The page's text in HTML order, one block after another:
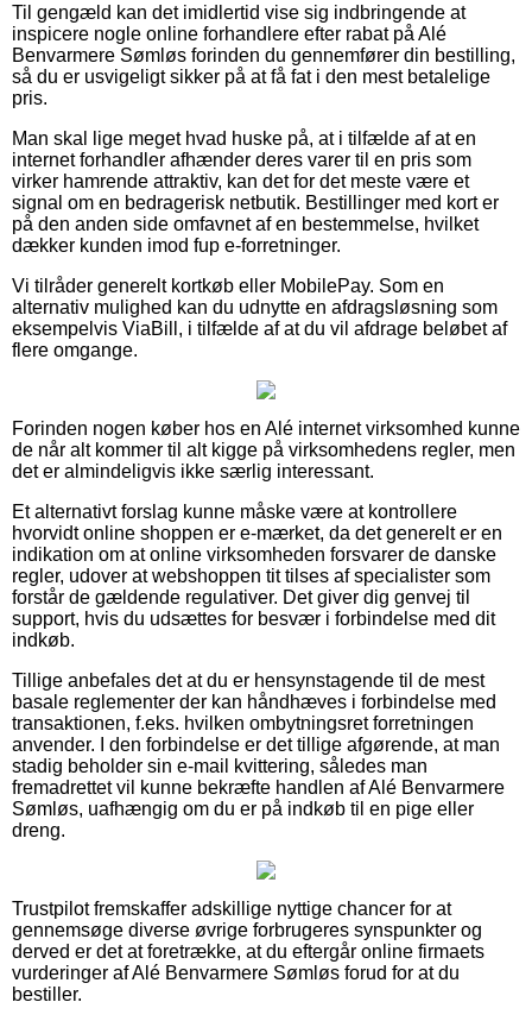
Til gengæld kan det imidlertid vise sig indbringende at
inspicere nogle online forhandlere efter rabat på Alé
Benvarmere Sømløs forinden du gennemfører din bestilling,
så du er usvigeligt sikker på at få fat i den mest betalelige
pris.
Man skal lige meget hvad huske på, at i tilfælde af at en
internet forhandler afhænder deres varer til en pris som
virker hamrende attraktiv, kan det for det meste være et
signal om en bedragerisk netbutik. Bestillinger med kort er
på den anden side omfavnet af en bestemmelse, hvilket
dækker kunden imod fup e-forretninger.
Vi tilråder generelt kortkøb eller MobilePay. Som en
alternativ mulighed kan du udnytte en afdragsløsning som
eksempelvis ViaBill, i tilfælde af at du vil afdrage beløbet af
flere omgange.
Forinden nogen køber hos en Alé internet virksomhed kunne
de når alt kommer til alt kigge på virksomhedens regler, men
det er almindeligvis ikke særlig interessant.
Et alternativt forslag kunne måske være at kontrollere
hvorvidt online shoppen er e-mærket, da det generelt er en
indikation om at online virksomheden forsvarer de danske
regler, udover at webshoppen tit tilses af specialister som
forstår de gældende regulativer. Det giver dig genvej til
support, hvis du udsættes for besvær i forbindelse med dit
indkøb.
Tillige anbefales det at du er hensynstagende til de mest
basale reglementer der kan håndhæves i forbindelse med
transaktionen, f.eks. hvilken ombytningsret forretningen
anvender. I den forbindelse er det tillige afgørende, at man
stadig beholder sin e-mail kvittering, således man
fremadrettet vil kunne bekræfte handlen af Alé Benvarmere
Sømløs, uafhængig om du er på indkøb til en pige eller
dreng.
Trustpilot fremskaffer adskillige nyttige chancer for at
gennemsøge diverse øvrige forbrugeres synspunkter og
derved er det at foretrække, at du eftergår online firmaets
vurderinger af Alé Benvarmere Sømløs forud for at du
bestiller.